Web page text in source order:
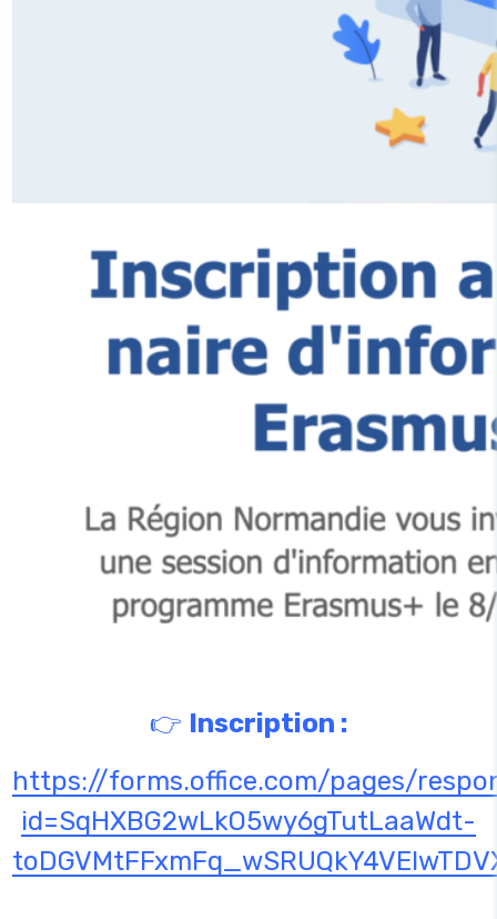
👉 Inscription :
https://forms.office.com/pages/
id=SqHXBG2wLkO5wy6gTutLaaWdt-